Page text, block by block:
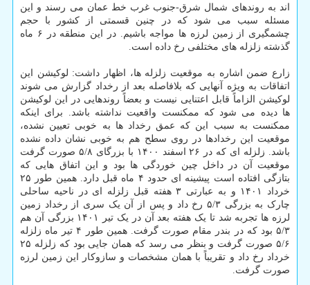
اند به روندهای شمال شرق-جنوب غرب خط عمان می رسند و این
مسئله سبب می شود که در چنین قسمتی از کشور با حجم
چشمگیری از زمین لرزه ها مواجه باشیم. در این منطقه در ۶ ماه
گذشته زلزله های مختلفی رخ داده است.
زارع ضمن اشاره به موقعیت زلزله ها، اظهار داشت: لوکیشن این
اتفاقات به ویژه آنهایی که بلافاصله بعد از رخداد گزارش می شوند
لوکیشن الزاماً قابل اعتنایی نیست و بعضاً روندهایی در این لوکیشن
ها دیده می شود که ممکنست واقعیت نداشته باشد. برای اینکه
ممکنست به سبب این که عمق رخداد ها به خوبی تعیین نشده،
موقعیت این رخدادها در روی سطح هم به خوبی نشان داده نشده
باشد. زلزله ای که در ۲۶ اسفند ۱۴۰۰ با بزرگای ۵/۸ صورت گرفت
موقعیت آن در داخل چین خوردگی ها بود و این اتفاق هایی که
بتازگی افتاده است پیشینه ای حدود ۴ ماه قبل دارد. همین طور ۲۵
خرداد ۱۴۰۱ و به عبارتی ۳ هفته قبل زلزله ای در ناحیه ساحلی
چارک به بزرگی ۵/۳ رخ داد و پس از آن یک سری از رخداد زمین
لرزه ها تجربه شد تا یک هفته بعد آن در یک تیر ۱۴۰۱ بزرگی آن هم
۵/۳ بود که در بندر مقام صورت گرفت. همین طور ۴ تیر ماه زلزله
۵/۶ صورت گرفت و بنظر می رسد که همان جایی بود که زلزله ۲۵
خرداد رخ داد و تقریباً با همان مشخصات و سازوکار این زمین لرزه
صورت گرفت.